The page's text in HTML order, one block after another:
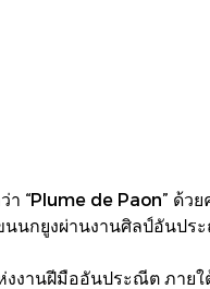
า “Plume de Paon” ด้ว
นนกยูงผ่านงานศิลป์อันปร
งานฝีมืออันประณีต ภายใ